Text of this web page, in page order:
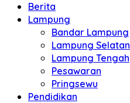
Berita
Lampung
Bandar Lampung
Lampung Selatan
Lampung Tengah
Pesawaran
Pringsewu
Pendidikan